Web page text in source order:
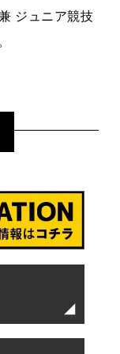
ジュニア競技